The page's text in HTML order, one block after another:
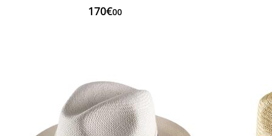
170€00